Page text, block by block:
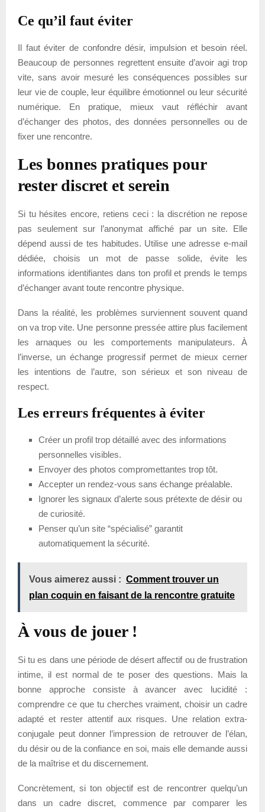
Ce qu’il faut éviter
Il faut éviter de confondre désir, impulsion et besoin réel.
Beaucoup de personnes regrettent ensuite d’avoir agi trop
vite, sans avoir mesuré les conséquences possibles sur
leur vie de couple, leur équilibre émotionnel ou leur sécurité
numérique. En pratique, mieux vaut réfléchir avant
d’échanger des photos, des données personnelles ou de
fixer une rencontre.
Les bonnes pratiques pour
rester discret et serein
Si tu hésites encore, retiens ceci : la discrétion ne repose
pas seulement sur l’anonymat affiché par un site. Elle
dépend aussi de tes habitudes. Utilise une adresse e-mail
dédiée, choisis un mot de passe solide, évite les
informations identifiantes dans ton profil et prends le temps
d’échanger avant toute rencontre physique.
Dans la réalité, les problèmes surviennent souvent quand
on va trop vite. Une personne pressée attire plus facilement
les arnaques ou les comportements manipulateurs. À
l’inverse, un échange progressif permet de mieux cerner
les intentions de l’autre, son sérieux et son niveau de
respect.
Les erreurs fréquentes à éviter
Créer un profil trop détaillé avec des informations
personnelles visibles.
Envoyer des photos compromettantes trop tôt.
Accepter un rendez-vous sans échange préalable.
Ignorer les signaux d’alerte sous prétexte de désir ou
de curiosité.
Penser qu’un site “spécialisé” garantit
automatiquement la sécurité.
Vous aimerez aussi : Comment trouver un
plan coquin en faisant de la rencontre gratuite
À vous de jouer !
Si tu es dans une période de désert affectif ou de frustration
intime, il est normal de te poser des questions. Mais la
bonne approche consiste à avancer avec lucidité :
comprendre ce que tu cherches vraiment, choisir un cadre
adapté et rester attentif aux risques. Une relation extra-
conjugale peut donner l’impression de retrouver de l’élan,
du désir ou de la confiance en soi, mais elle demande aussi
de la maîtrise et du discernement.
Concrètement, si ton objectif est de rencontrer quelqu’un
dans un cadre discret, commence par comparer les